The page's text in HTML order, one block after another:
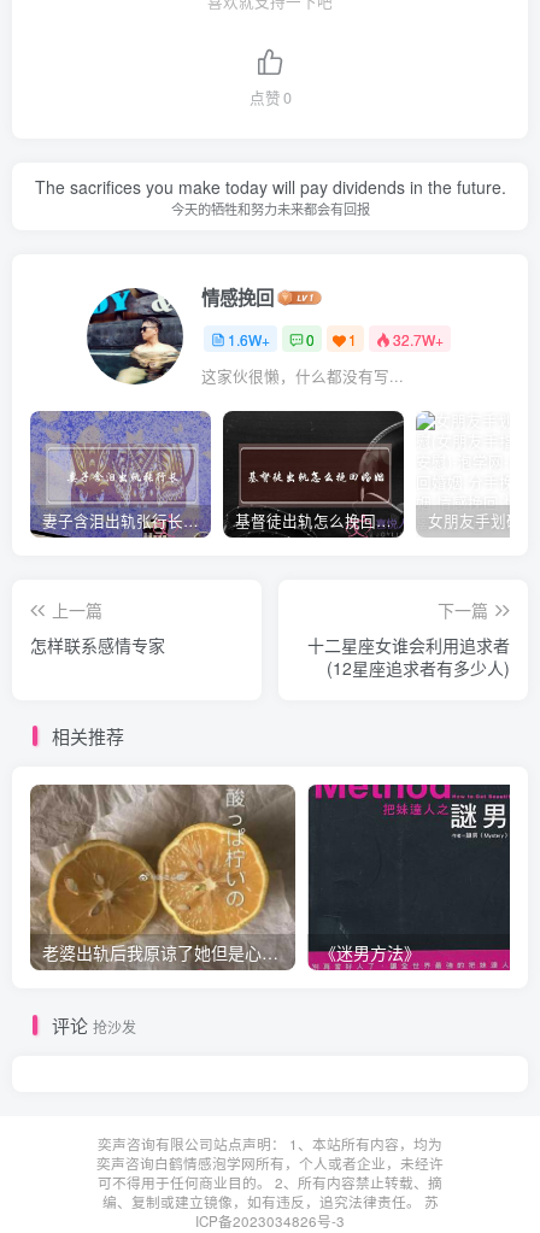
点赞0
The sacrifices you make today will pay dividends in the future.
今天的牺牲和努力未来都会有回报
情感挽回
1.6W+ 0 1 32.7W+
这家伙很懒，什么都没有写...
妻子含泪出轨张行长 她说全都是因为家中 基督徒出轨怎么挽回婚姻(基督徒面对出轨婚姻)
上一篇
怎样联系感情专家
下一篇
十二星座女谁会利用追求者
(12星座追求者有多少人)
相关推荐
老婆出轨后我原谅了她但是心里放不下怎么办？ 《迷男方法》
评论 抢沙发
奕声咨询有限公司站点声明： 1、本站所有内容，均为
奕声咨询白鹤情感泡学网所有，个人或者企业，未经许
可不得用于任何商业目的。 2、所有内容禁止转载、摘
编、复制或建立镜像，如有违反，追究法律责任。 苏
ICP备2023034826号-3